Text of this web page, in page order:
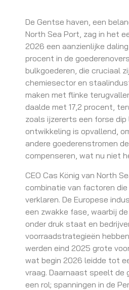
De Gentse haven, een
North Sea Port, zag in het
2026 een aanzienlijke
procent in de
bulkgoederen, die cruciaal
chemiesector en
maken met flinke
daalde met 17,2 procent,
zoals ijzererts een forse dip
ontwikkeling is opvallend,
andere goederenstromen
compenseren, wat nu niet
CEO Cas König van North
combinatie van factoren
verklaren. De Europese
een zwakke fase, waarbij
onder druk staat en
voorraadstrategieën
werden eind 2025 grote
wat begin 2026 leidde tot
vraag. Daarnaast speelt de
een rol; spanningen in de